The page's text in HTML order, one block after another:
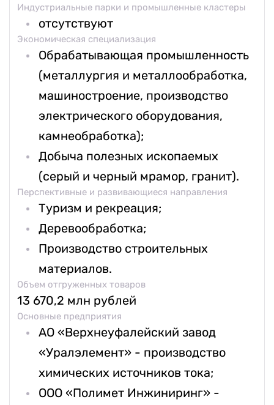
Индустриальные парки и промышленные кластеры
отсутствуют
Экономическая специализация
Обрабатывающая промышленность
(металлургия и металлообработка,
машиностроение, производство
электрического оборудования,
камнеобработка);
Добыча полезных ископаемых
(серый и черный мрамор, гранит).
Перспективные и развивающиеся направления
Туризм и рекреация;
Деревообработка;
Производство строительных
материалов.
Объем отгруженных товаров
13 670,2 млн рублей
Основные предприятия
АО «Верхнеуфалейский завод
«Уралэлемент» - производство
химических источников тока;
ООО «Полимет Инжиниринг» -